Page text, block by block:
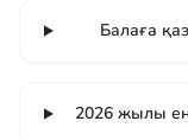
Балаға
2026 жылы ең